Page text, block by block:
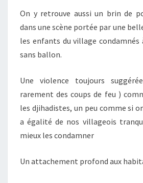
On y retrouve aussi un brin de
dans une scène portée par une
les enfants du village
sans ballon.
Une violence toujours
rarement des coups de feu )
les djihadistes, un peu comme si
a égalité de nos villageois
mieux les condamner
Un attachement profond aux